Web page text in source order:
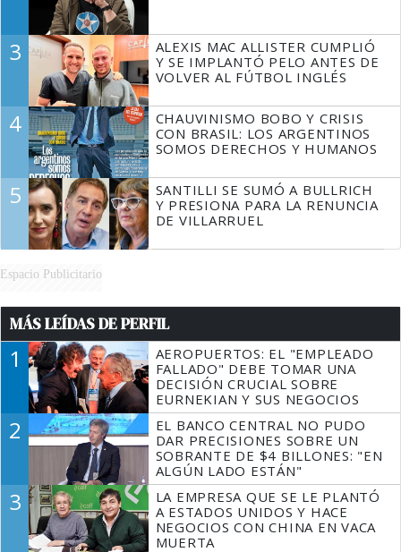
3
ALEXIS MAC ALLISTER CUMPLIÓ
Y SE IMPLANTÓ PELO ANTES DE
VOLVER AL FÚTBOL INGLÉS
4
CHAUVINISMO BOBO Y CRISIS
CON BRASIL: LOS ARGENTINOS
SOMOS DERECHOS Y HUMANOS
5
SANTILLI SE SUMÓ A BULLRICH
Y PRESIONA PARA LA RENUNCIA
DE VILLARRUEL
Espacio Publicitario
MÁS LEÍDAS DE PERFIL
1
AEROPUERTOS: EL "EMPLEADO
FALLADO" DEBE TOMAR UNA
DECISIÓN CRUCIAL SOBRE
EURNEKIAN Y SUS NEGOCIOS
2
EL BANCO CENTRAL NO PUDO
DAR PRECISIONES SOBRE UN
SOBRANTE DE $4 BILLONES: "EN
ALGÚN LADO ESTÁN"
3
LA EMPRESA QUE SE LE PLANTÓ
A ESTADOS UNIDOS Y HACE
NEGOCIOS CON CHINA EN VACA
MUERTA